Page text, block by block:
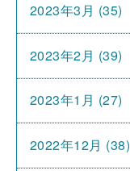
2023年3月 (35)
2023年2月 (39)
2023年1月 (27)
2022年12月 (38)